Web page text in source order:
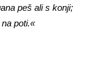
peš ali s konji;
poti.«